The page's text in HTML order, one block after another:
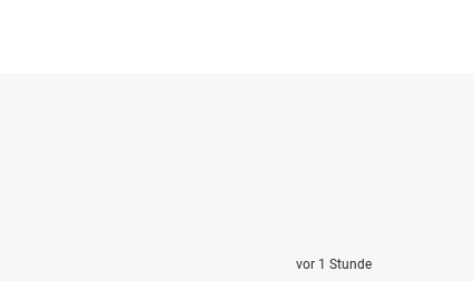
vor 1 Stunde